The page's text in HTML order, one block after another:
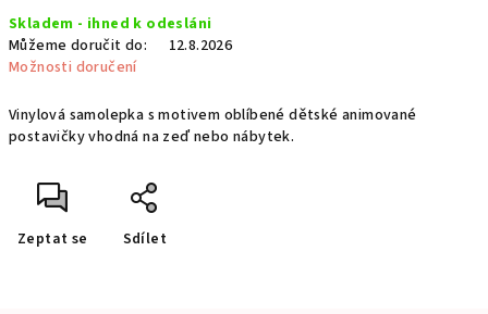
cena:
Skladem - ihned k odesláni
Můžeme doručit do:
12.8.2026
Možnosti doručení
Vinylová samolepka s motivem oblíbené dětské animované
postavičky vhodná na zeď nebo nábytek.
Zeptat se Sdílet